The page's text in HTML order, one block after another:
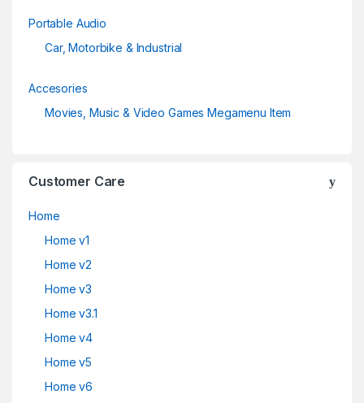
Portable Audio
Car, Motorbike & Industrial
Accesories
Movies, Music & Video Games Megamenu Item
Customer Care
Home
Home v1
Home v2
Home v3
Home v3.1
Home v4
Home v5
Home v6